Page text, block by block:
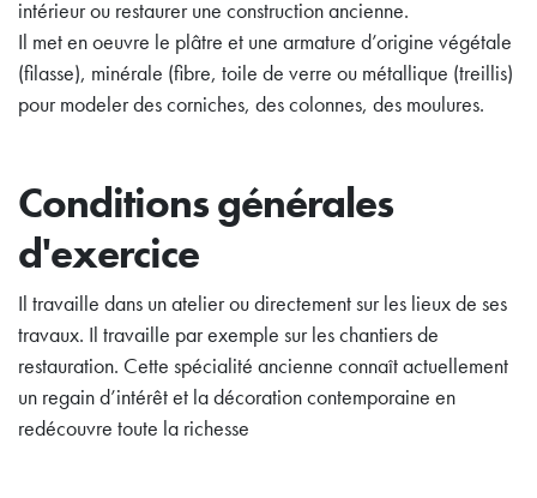
intérieur ou restaurer une construction ancienne.
Il met en oeuvre le plâtre et une armature d’origine végétale
(filasse), minérale (fibre, toile de verre ou métallique (treillis)
pour modeler des corniches, des colonnes, des moulures.
Conditions générales
d'exercice
Il travaille dans un atelier ou directement sur les lieux de ses
travaux. Il travaille par exemple sur les chantiers de
restauration. Cette spécialité ancienne connaît actuellement
un regain d’intérêt et la décoration contemporaine en
redécouvre toute la richesse